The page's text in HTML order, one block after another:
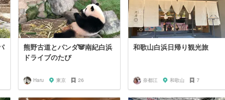
熊野古道とパンダ🐼南紀白浜
ドライブのたび
Haru 東京 26
和歌山白浜日帰り観光旅
奈都江 和歌山 7